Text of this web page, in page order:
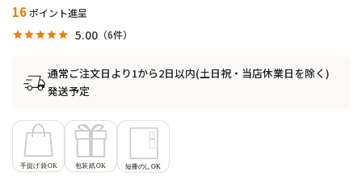
16ポイント進呈
5.00 6
通常ご注文日より1から2日以内(土日祝・当店休業日を除く)
発送予定